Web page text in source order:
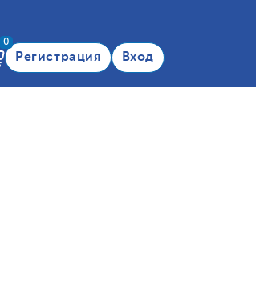
0
Регистрация Вход